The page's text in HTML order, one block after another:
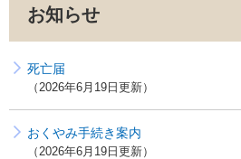
お知らせ
死亡届
2026年6月19日更新
おくやみ手続き案内
2026年6月19日更新